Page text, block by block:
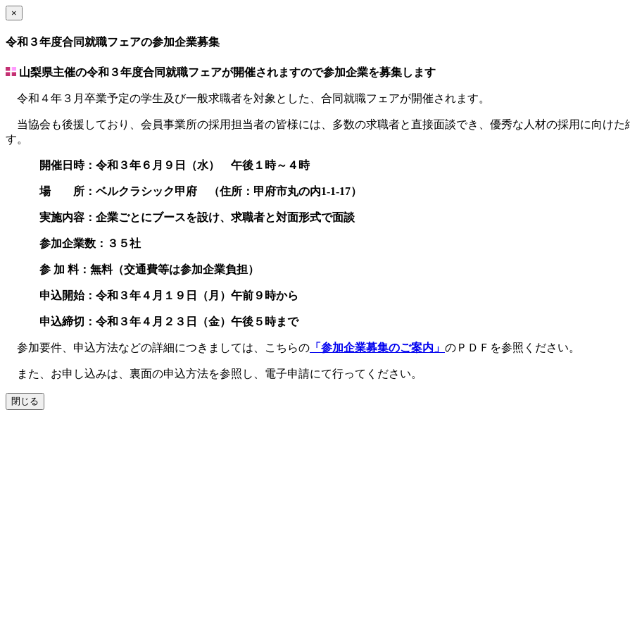
×
令和３年度合同就職フェアの参加企業募集
山梨県主催の令和３年度合同就職フェアが開催されますので参加企業を募集します
令和４年３月卒業予定の学生及び一般求職者を対象とした、合同就職フェアが開催されます。
当協会も後援しており、会員事業所の採用担当者の皆様には、多数の求職者と直接面談でき、優秀な人材の採用に向け
す。
開催日時：令和３年６月９日（水） 午後１時～４時
場 所：ベルクラシック甲府 （住所：甲府市丸の内1-1-17）
実施内容：企業ごとにブースを設け、求職者と対面形式で面談
参加企業数：３５社
参 加 料：無料（交通費等は参加企業負担）
申込開始：令和３年４月１９日（月）午前９時から
申込締切：令和３年４月２３日（金）午後５時まで
参加要件、申込方法などの詳細につきましては、こちらの 「参加企業募集のご案内」 のＰＤＦを参照ください。
また、お申し込みは、裏面の申込方法を参照し、電子申請にて行ってください。
閉じる